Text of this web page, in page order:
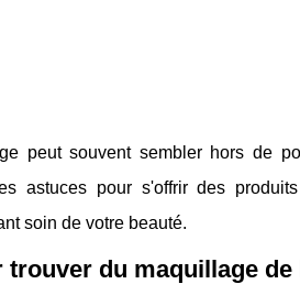
peut souvent sembler hors de
astuces pour s'offrir des
soin de votre beauté.
trouver du maquillage